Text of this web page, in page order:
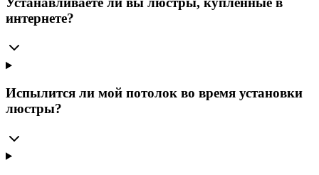
интернете?
Испылится ли мой потолок во время установки
люстры?